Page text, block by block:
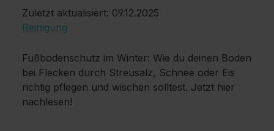
Zuletzt aktualisiert: 09.12.2025
Reinigung
Fußbodenschutz im Winter: Wie du deinen Boden
bei Flecken durch Streusalz, Schnee oder Eis
richtig pflegen und wischen solltest. Jetzt hier
nachlesen!